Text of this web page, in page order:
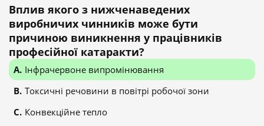
Вплив якого з нижченаведених
виробничих чинників може бути
причиною виникнення у працівників
професійної катаракти?
Інфрачервоне випромінювання
Токсичні речовини в повітрі робочої зони
Конвекційне тепло